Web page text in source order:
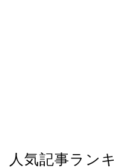
人気記事ラン